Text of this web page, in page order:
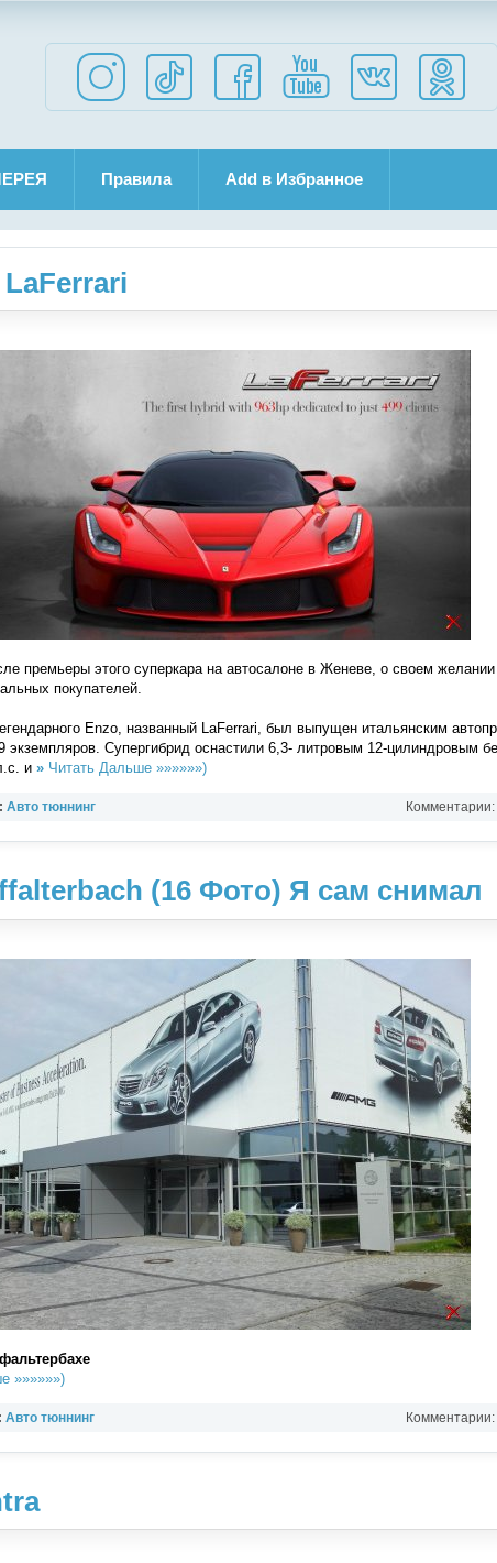
Правила Add в Избранное
премьеры этого суперкара на автосалоне в Женеве, о своем желании
покупателей.
Enzo, названный LaFerrari, был выпущен итальянским
экземпляров. Супергибрид оснастили 6,3- литровым 12-цилиндровым
и »Читать Дальше »»»»»»)
Комментарии:
Авто тюннинг
(16 Фото) Я сам снимал
»»»»»»)
Комментарии:
Авто тюннинг